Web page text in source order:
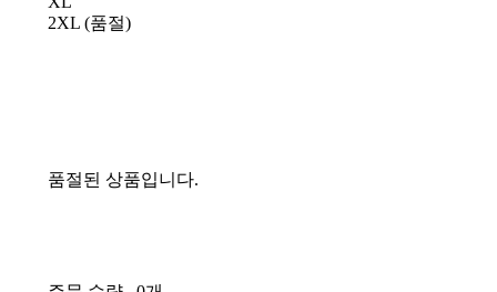
2XL (품절)
품절된 상품입니다.